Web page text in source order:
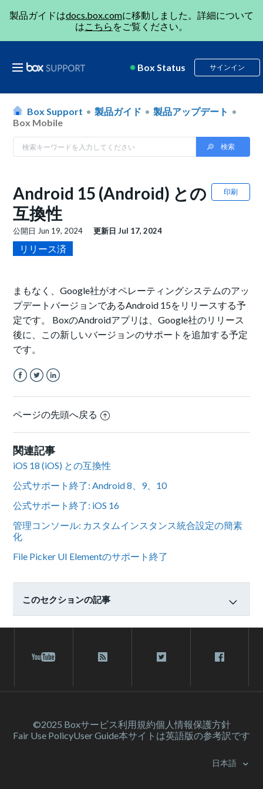
製品ガイドはdocs.box.comに移動しました。詳細について
はこちら をご覧ください。
Box Status サインイン
Box Support 製品ガイド
製品アップデート
Box Mobile
印刷
Android 15 (Android) との
互換性
公開日 Jun 19, 2024 更新日Jul 17, 2024
リリース済
まもなく、Google社がオペレーティングシステムのアッ
プデートバージョンであるAndroid 15をリリースする予
定です。 BoxのAndroidアプリは、Google社のリリース
後に、この新しいバージョンのサポートを追加する予定
です。
ページの先頭へ戻る
関連記事
iOS 18 (iOS) との互換性
公式サポート終了: Android 8、9、10
公式サポート終了: iOS 16
管理コンソール: カスタムインスタンス統合設定の簡素
化
File Picker UI Elementのサポート終了
このセクションの記事
©2025 Boxサービス利⽤規約個人情報保護方針
Fair Use PolicyUser Guide本サイトは英語版の参考訳です
日本語